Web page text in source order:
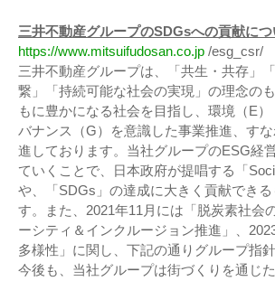
三井不動産グループのSDGsへの貢献につ
https://www.mitsuifudosan.co.jp /esg_csr/
三井不動産グループは、「共生・共存」
繋」「持続可能な社会の実現」の理念の
もに豊かになる社会を目指し、環境（E
バナンス（G）を意識した事業推進、す
進しております。当社グループのESG経
ていくことで、日本政府が提唱する「
や、「SDGs」の達成に大きく貢献できる
す。また、2021年11月には「脱炭素社会
ーシティ＆インクルージョン推進」、
多様性」に関し、下記の通りグループ指
今後も、当社グループは街づくりを通じ